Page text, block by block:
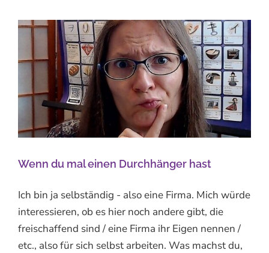
Wenn du mal einen Durchhänger hast
Ich bin ja selbständig - also eine Firma. Mich würde
interessieren, ob es hier noch andere gibt, die
freischaffend sind / eine Firma ihr Eigen nennen /
etc., also für sich selbst arbeiten. Was machst du,